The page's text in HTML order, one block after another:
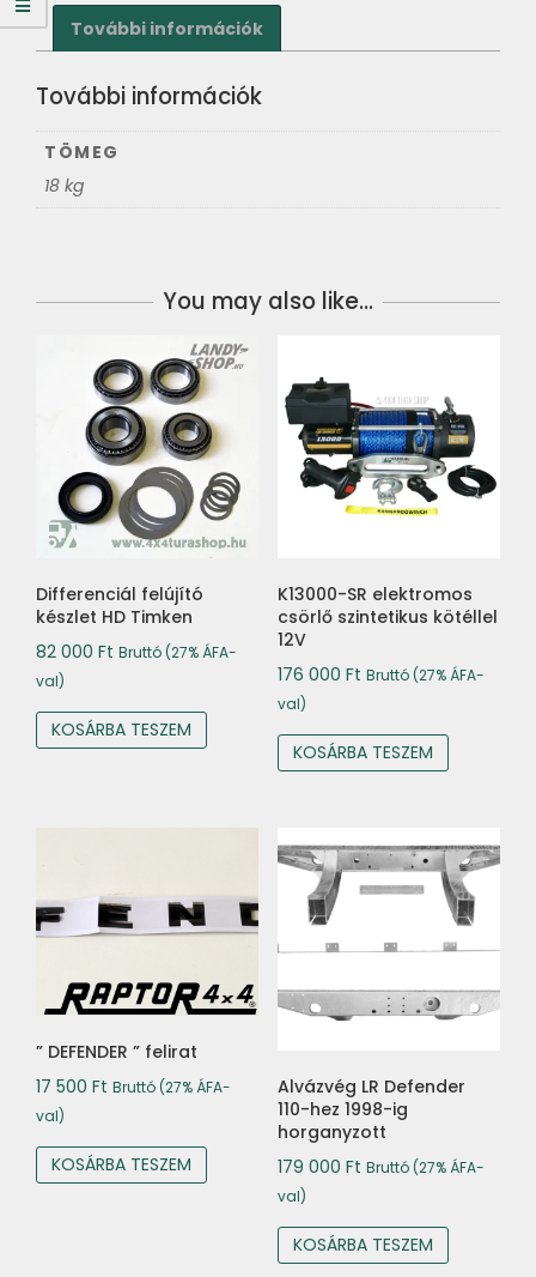
További információk
További információk
TÖMEG
18 kg
You may also like…
Differenciál felújító
készlet HD Timken
82 000 Ft Bruttó (27% ÁFA-
val)
KOSÁRBA TESZEM
K13000-SR elektromos
csörlő szintetikus kötéllel
12V
176 000 Ft Bruttó (27% ÁFA-
val)
KOSÁRBA TESZEM
” DEFENDER ” felirat
17 500 Ft Bruttó (27% ÁFA-
val)
KOSÁRBA TESZEM
Alvázvég LR Defender
110-hez 1998-ig
horganyzott
179 000 Ft Bruttó (27% ÁFA-
val)
KOSÁRBA TESZEM